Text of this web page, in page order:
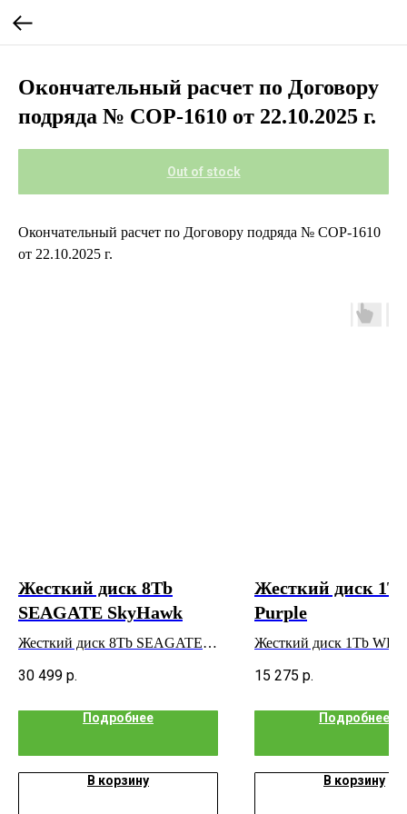
Окончательный расчет по Договору
подряда № СОР-1610 от 22.10.2025 г.
Out of stock
Окончательный расчет по Договору подряда № СОР-1610
от 22.10.2025 г.
Жесткий диск 8Tb
SEAGATE SkyHawk
Жесткий диск 8Tb SEAGATE
30 499 р.
Подробнее
В корзину
Жесткий диск
Purple
Жесткий диск 1Tb WD
15 275 р.
Подробнее
В корзину